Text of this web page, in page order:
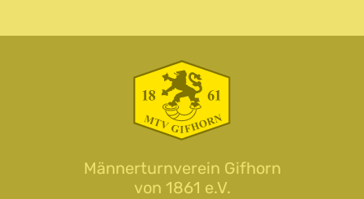
Männerturnverein Gifhorn
von 1861 e.V.